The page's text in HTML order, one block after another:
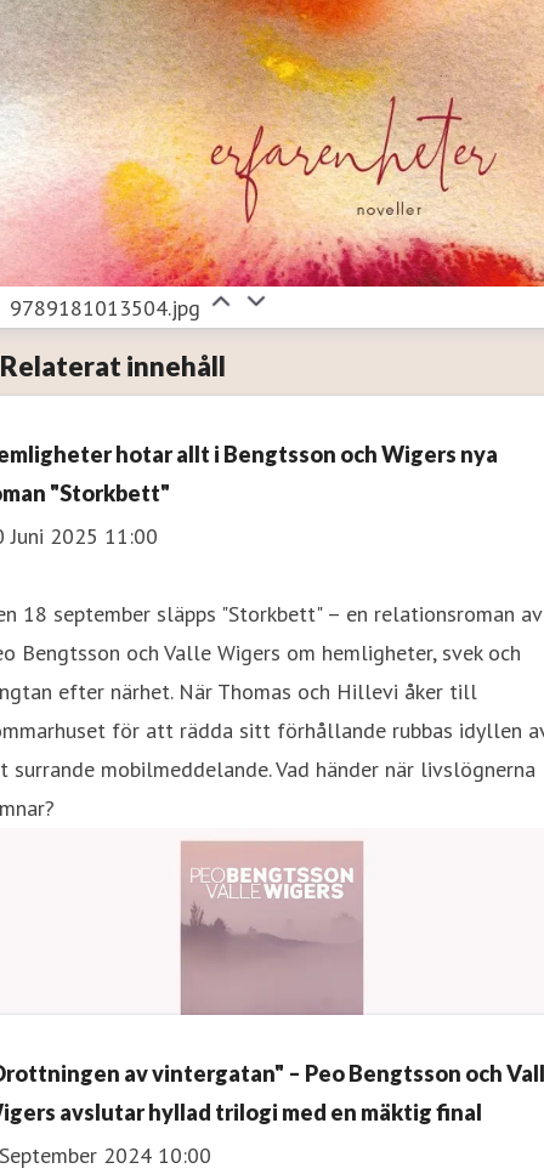
9789181013504.jpg
Relaterat innehåll
hotar allt i Bengtsson och Wigers nya
"Storkbett"
Juni 2025 11:00
18 september släpps "Storkbett" – en relationsroman av
Bengtsson och Valle Wigers om hemligheter, svek och
efter närhet. När Thomas och Hillevi åker till
för att rädda sitt förhållande rubbas idyllen
surrande mobilmeddelande. Vad händer när livslögnerna
av vintergatan" – Peo Bengtsson och
avslutar hyllad trilogi med en mäktig final
2024 10:00